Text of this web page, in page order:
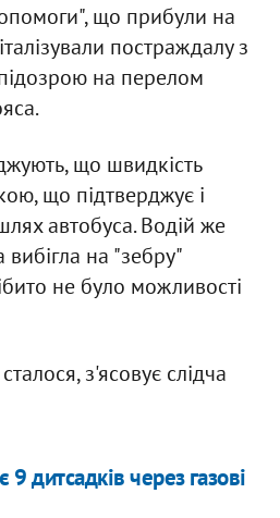
що прибули на
постраждалу з
на перелом
що швидкість
що підтверджує і
автобуса. Водій же
на "зебру"
не було можливості
з'ясовує слідча
дитсадків через газові